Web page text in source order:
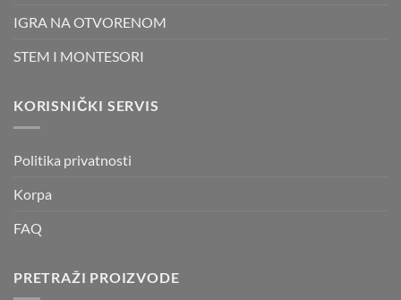
IGRA NA OTVORENOM
STEM I MONTESORI
KORISNIČKI SERVIS
Politika privatnosti
Korpa
FAQ
PRETRAŽI PROIZVODE